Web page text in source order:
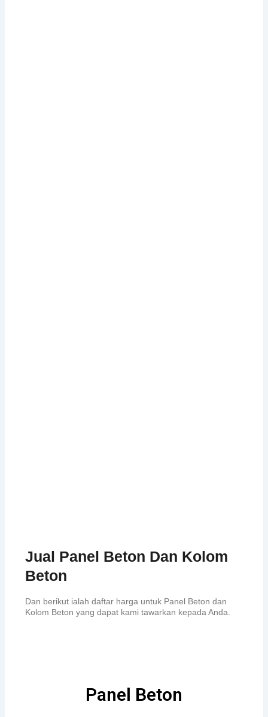
Jual Panel Beton Dan Kolom
Beton
Dan berikut ialah daftar harga untuk Panel Beton dan
Kolom Beton yang dapat kami tawarkan kepada Anda.
Panel Beton